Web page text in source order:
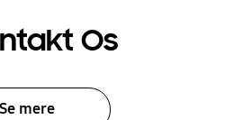
Os
Se mere